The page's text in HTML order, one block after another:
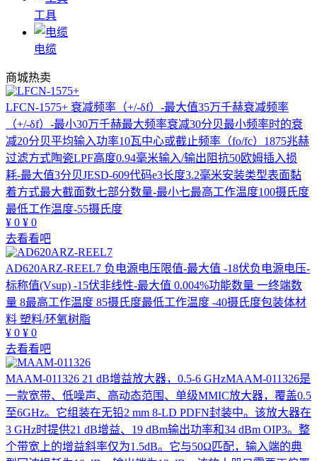
工具
电缆
商城热卖
LFCN-1575+ 衰减频率（+/-δf）-最大值35万千赫衰减频率
（+/-δf）-最小30万千赫最大频率衰减30分贝最小频率时的衰
减20分贝平均输入功率10瓦中心或截止频率（fo/fc）1875兆赫
过滤方式陶瓷LPF高度0.94毫米输入/输出阻抗50欧姆插入损
耗-最大值3分贝JESD-609代码e3长度3.2毫米安装类型表面黏
着方式最大截面数七部分数量-最小七最高工作温度100摄氏度
最低工作温度-55摄氏度
¥ 0 ¥ 0
去看看吧
AD620ARZ-REEL7 负电源电压限值-最大值 -18伏负电源电压-
标称值(Vsup) -15伏非线性-最大值 0.004%功能数量 一终端数
量 8最高工作温度 85摄氏度最低工作温度 -40摄氏度包装体材
料 塑料/环氧树脂
¥ 0 ¥ 0
去看看吧
MAAM-011326 21 dB增益放大器，0.5-6 GHzMAAM-011326是
一款宽带、低噪声、高动态范围、单级MMIC放大器，覆盖0.5
至6GHz。它组装在无铅2 mm 8-LD PDFN封装中。该放大器在
3 GHz时提供21 dB增益、19 dBm输出功率和34 dBm OIP3。整
个带宽上的增益斜率仅为1.5dB。它与50Ω匹配，输入端的典